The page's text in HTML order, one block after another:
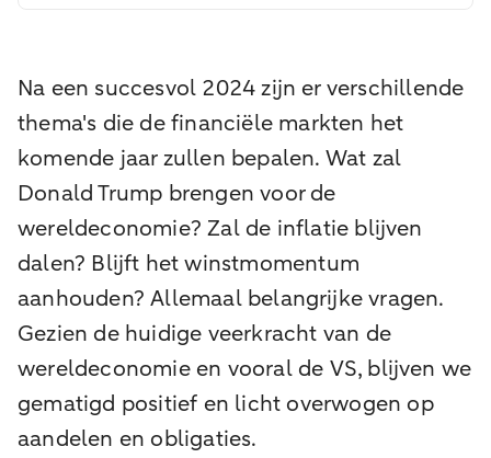
Na een succesvol 2024 zijn er verschillende
thema's die de financiële markten het
komende jaar zullen bepalen. Wat zal
Donald Trump brengen voor de
wereldeconomie? Zal de inflatie blijven
dalen? Blijft het winstmomentum
aanhouden? Allemaal belangrijke vragen.
Gezien de huidige veerkracht van de
wereldeconomie en vooral de VS, blijven we
gematigd positief en licht overwogen op
aandelen en obligaties.